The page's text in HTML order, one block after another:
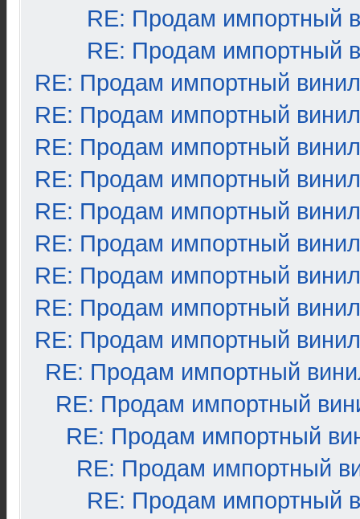
RE: Продам импортный
RE: Продам импортный
RE: Продам импортный винил
RE: Продам импортный винил
RE: Продам импортный винил
RE: Продам импортный винил
RE: Продам импортный винил
RE: Продам импортный винил
RE: Продам импортный винил
RE: Продам импортный винил
RE: Продам импортный винил
RE: Продам импортный
RE: Продам импортный
RE: Продам импортный
RE: Продам импортный
RE: Продам импортный